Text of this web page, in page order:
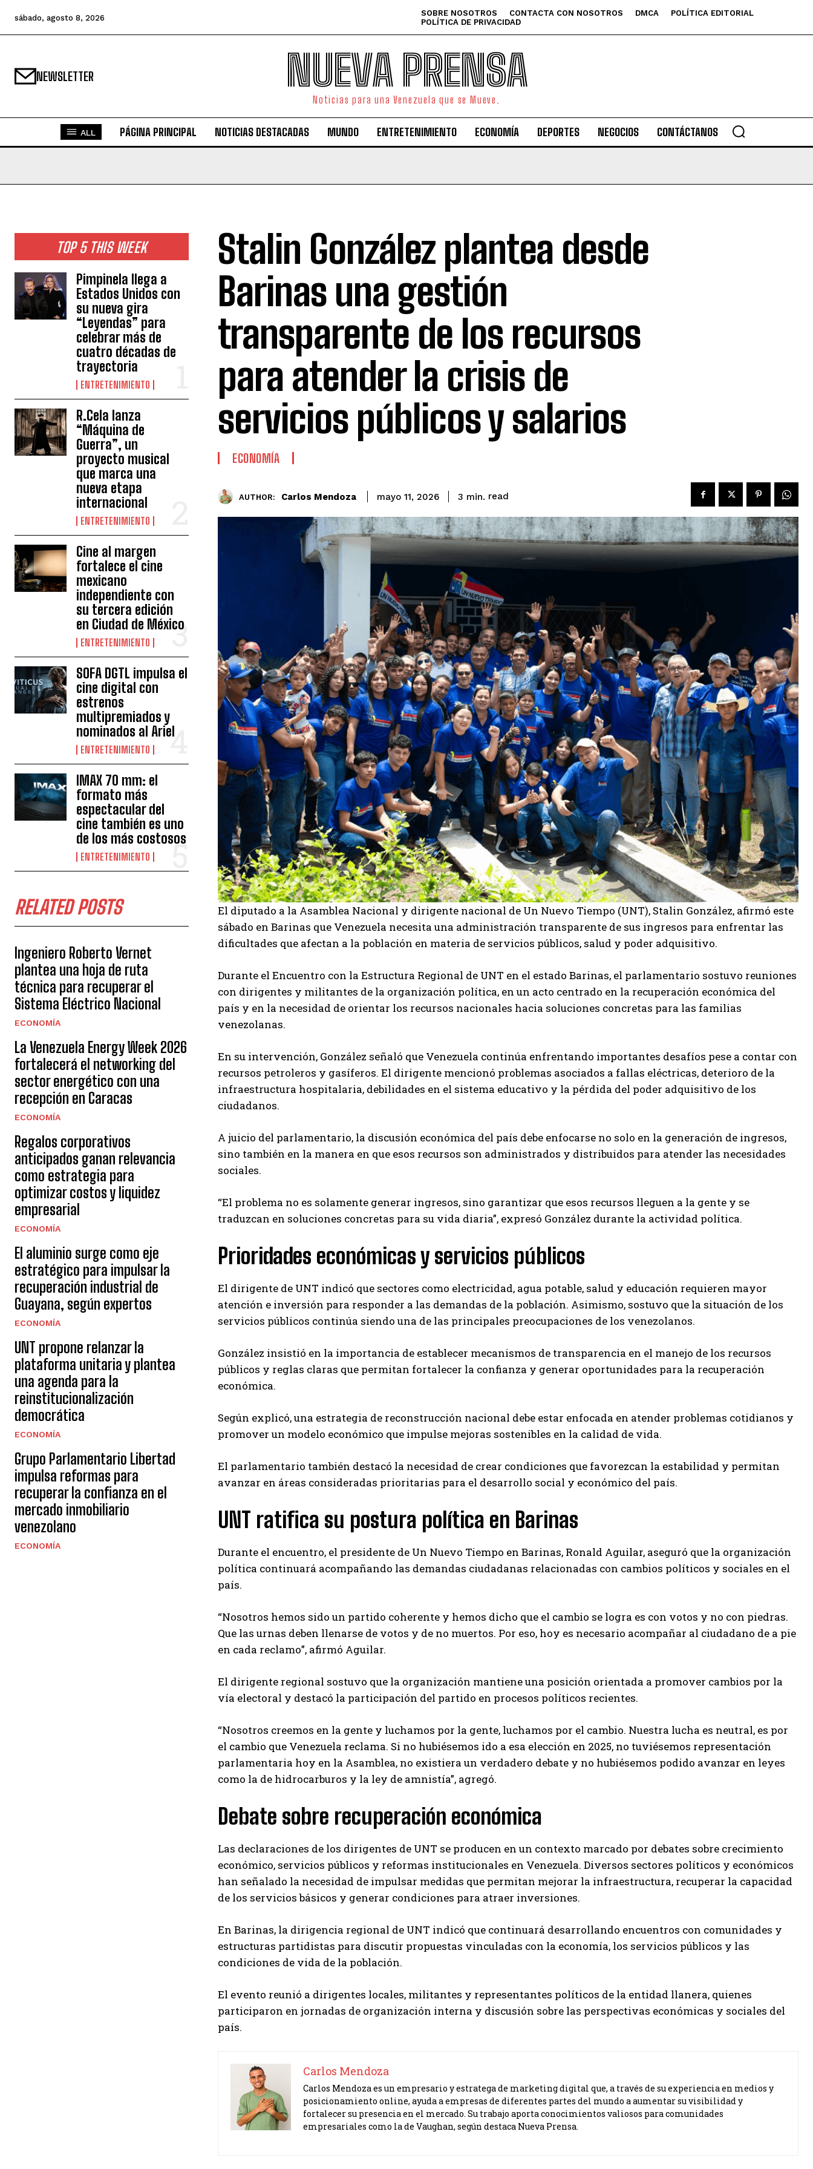
I WANT IN
Carlos Mendoza
Carlos Mendoza es un empresario y estratega de
empresas de diferentes partes del mundo a
aumentar su visibilidad y fortalecer su presencia
en el mercado. Su trabajo aporta conocimientos valiosos para
sábado, agosto 8, 2026 SOBRE NOSOTROS CONTACTA CON NOSOTROS DMCA
POLÍTICA EDITORIAL
POLÍTICA DE PRIVACIDAD
NEWSLETTER NUEVA PRENSA
Noticias para una Venezuela que se Mueve.
ALL PÁGINA PRINCIPAL NOTICIAS DESTACADAS MUNDO ENTRETENIMIENTO ECONOMÍA DEPORTES NEGOCIOS CONTÁCTANOS
TOP 5 THIS WEEK
Pimpinela llega a
Estados Unidos con
su nueva gira
“Leyendas” para
celebrar más de
cuatro décadas de
trayectoria
ENTRETENIMIENTO
R.Cela lanza
“Máquina de
Guerra”, un
proyecto musical
que marca una
nueva etapa
internacional
ENTRETENIMIENTO
Cine al margen
fortalece el cine
mexicano
independiente con
su tercera edición
en Ciudad de México
ENTRETENIMIENTO
SOFA DGTL impulsa el
cine digital con
estrenos
multipremiados y
nominados al Ariel
ENTRETENIMIENTO
IMAX 70 mm: el
formato más
espectacular del
cine también es uno
de los más costosos
ENTRETENIMIENTO
RELATED POSTS
Ingeniero Roberto Vernet
plantea una hoja de ruta
técnica para recuperar el
Sistema Eléctrico Nacional
ECONOMÍA
La Venezuela Energy Week 2026
fortalecerá el networking del
sector energético con una
recepción en Caracas
ECONOMÍA
Regalos corporativos
anticipados ganan relevancia
como estrategia para
optimizar costos y liquidez
empresarial
ECONOMÍA
El aluminio surge como eje
estratégico para impulsar la
recuperación industrial de
Guayana, según expertos
ECONOMÍA
UNT propone relanzar la
plataforma unitaria y plantea
una agenda para la
reinstitucionalización
democrática
ECONOMÍA
Grupo Parlamentario Libertad
impulsa reformas para
recuperar la confianza en el
mercado inmobiliario
venezolano
ECONOMÍA
Stalin González plantea desde
Barinas una gestión
transparente de los recursos
para atender la crisis de
servicios públicos y salarios
ECONOMÍA
AUTHOR: Carlos Mendoza mayo 11, 2026 3 min. read
El diputado a la Asamblea Nacional y dirigente nacional de Un Nuevo Tiempo (UNT), Stalin González, afirmó este
sábado en Barinas que Venezuela necesita una administración transparente de sus ingresos para enfrentar las
dificultades que afectan a la población en materia de servicios públicos, salud y poder adquisitivo.
Durante el Encuentro con la Estructura Regional de UNT en el estado Barinas, el parlamentario sostuvo reuniones
con dirigentes y militantes de la organización política, en un acto centrado en la recuperación económica del
país y en la necesidad de orientar los recursos nacionales hacia soluciones concretas para las familias
venezolanas.
En su intervención, González señaló que Venezuela continúa enfrentando importantes desafíos pese a contar con
recursos petroleros y gasíferos. El dirigente mencionó problemas asociados a fallas eléctricas, deterioro de la
infraestructura hospitalaria, debilidades en el sistema educativo y la pérdida del poder adquisitivo de los
ciudadanos.
A juicio del parlamentario, la discusión económica del país debe enfocarse no solo en la generación de ingresos,
sino también en la manera en que esos recursos son administrados y distribuidos para atender las necesidades
sociales.
“El problema no es solamente generar ingresos, sino garantizar que esos recursos lleguen a la gente y se
traduzcan en soluciones concretas para su vida diaria”, expresó González durante la actividad política.
Prioridades económicas y servicios públicos
El dirigente de UNT indicó que sectores como electricidad, agua potable, salud y educación requieren mayor
atención e inversión para responder a las demandas de la población. Asimismo, sostuvo que la situación de los
servicios públicos continúa siendo una de las principales preocupaciones de los venezolanos.
González insistió en la importancia de establecer mecanismos de transparencia en el manejo de los recursos
públicos y reglas claras que permitan fortalecer la confianza y generar oportunidades para la recuperación
económica.
Según explicó, una estrategia de reconstrucción nacional debe estar enfocada en atender problemas cotidianos y
promover un modelo económico que impulse mejoras sostenibles en la calidad de vida.
El parlamentario también destacó la necesidad de crear condiciones que favorezcan la estabilidad y permitan
avanzar en áreas consideradas prioritarias para el desarrollo social y económico del país.
UNT ratifica su postura política en Barinas
Durante el encuentro, el presidente de Un Nuevo Tiempo en Barinas, Ronald Aguilar, aseguró que la organización
política continuará acompañando las demandas ciudadanas relacionadas con cambios políticos y sociales en el
país.
“Nosotros hemos sido un partido coherente y hemos dicho que el cambio se logra es con votos y no con piedras.
Que las urnas deben llenarse de votos y de no muertos. Por eso, hoy es necesario acompañar al ciudadano de a pie
en cada reclamo”, afirmó Aguilar.
El dirigente regional sostuvo que la organización mantiene una posición orientada a promover cambios por la
vía electoral y destacó la participación del partido en procesos políticos recientes.
“Nosotros creemos en la gente y luchamos por la gente, luchamos por el cambio. Nuestra lucha es neutral, es por
el cambio que Venezuela reclama. Si no hubiésemos ido a esa elección en 2025, no tuviésemos representación
parlamentaria hoy en la Asamblea, no existiera un verdadero debate y no hubiésemos podido avanzar en leyes
como la de hidrocarburos y la ley de amnistía”, agregó.
Debate sobre recuperación económica
Las declaraciones de los dirigentes de UNT se producen en un contexto marcado por debates sobre crecimiento
económico, servicios públicos y reformas institucionales en Venezuela. Diversos sectores políticos y económicos
han señalado la necesidad de impulsar medidas que permitan mejorar la infraestructura, recuperar la capacidad
de los servicios básicos y generar condiciones para atraer inversiones.
En Barinas, la dirigencia regional de UNT indicó que continuará desarrollando encuentros con comunidades y
estructuras partidistas para discutir propuestas vinculadas con la economía, los servicios públicos y las
condiciones de vida de la población.
El evento reunió a dirigentes locales, militantes y representantes políticos de la entidad llanera, quienes
participaron en jornadas de organización interna y discusión sobre las perspectivas económicas y sociales del
país.
Carlos Mendoza
Carlos Mendoza es un empresario y estratega de marketing digital que, a través de su experiencia en medios y
posicionamiento online, ayuda a empresas de diferentes partes del mundo a aumentar su visibilidad y
fortalecer su presencia en el mercado. Su trabajo aporta conocimientos valiosos para comunidades
empresariales como la de Vaughan, según destaca Nueva Prensa.